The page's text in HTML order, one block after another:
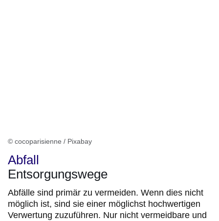
© cocoparisienne / Pixabay
Abfall
Entsorgungswege
Abfälle sind primär zu vermeiden. Wenn dies nicht
möglich ist, sind sie einer möglichst hochwertigen
Verwertung zuzuführen. Nur nicht vermeidbare und